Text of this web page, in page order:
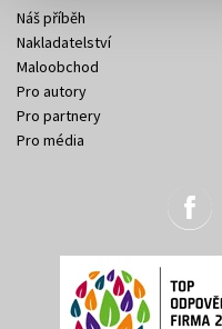
Náš příběh
Nakladatelství
Maloobchod
Pro autory
Pro partnery
Pro média